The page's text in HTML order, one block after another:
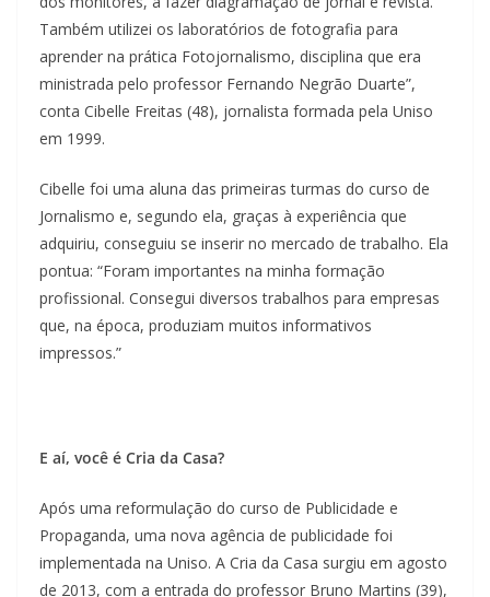
Também utilizei os laboratórios de fotografia para
aprender na prática Fotojornalismo, disciplina que era
ministrada pelo professor Fernando Negrão Duarte”,
conta Cibelle Freitas (48), jornalista formada pela Uniso
em 1999.
Cibelle foi uma aluna das primeiras turmas do curso de
Jornalismo e, segundo ela, graças à experiência que
adquiriu, conseguiu se inserir no mercado de trabalho. Ela
pontua: “Foram importantes na minha formação
profissional. Consegui diversos trabalhos para empresas
que, na época, produziam muitos informativos
impressos.”
E aí, você é Cria da Casa?
Após uma reformulação do curso de Publicidade e
Propaganda, uma nova agência de publicidade foi
implementada na Uniso. A Cria da Casa surgiu em agosto
de 2013, com a entrada do professor Bruno Martins (39),